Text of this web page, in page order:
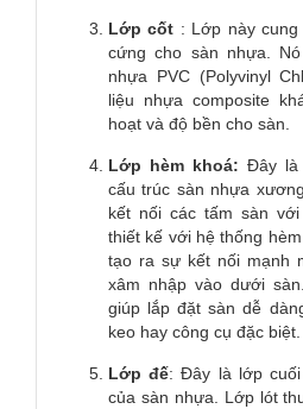
Lớp cốt : Lớp này
cứng cho sàn nhựa.
nhựa PVC (Polyvinyl
liệu nhựa composite
hoạt và độ bền cho sàn.
Lớp hèm khoá: Đây là
cấu trúc sàn nhựa
kết nối các tấm sàn
thiết kế với hệ thống
tạo ra sự kết nối mạnh
xâm nhập vào dưới
giúp lắp đặt sàn dễ
keo hay công cụ đặc biệt.
Lớp đế: Đây là lớp
của sàn nhựa. Lớp lót